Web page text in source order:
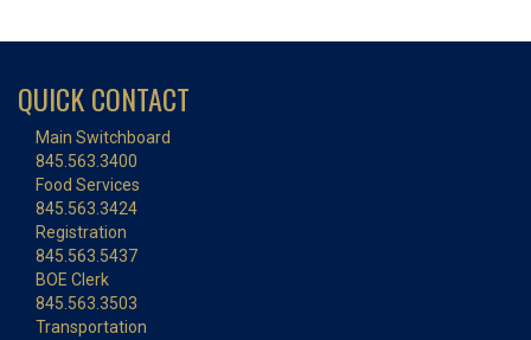
QUICK CONTACT
Main Switchboard
845.563.3400
Food Services
845.563.3424
Registration
845.563.5437
BOE Clerk
845.563.3503
Transportation